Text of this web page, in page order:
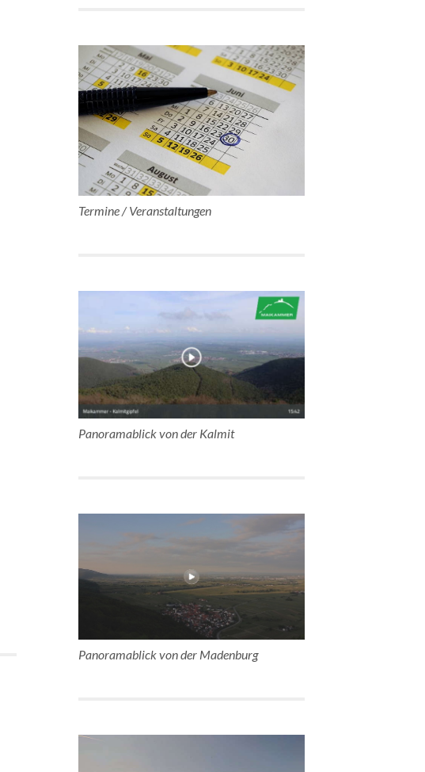
Termine / Veranstaltungen
Panoramablick von der Kalmit
Panoramablick von der Madenburg